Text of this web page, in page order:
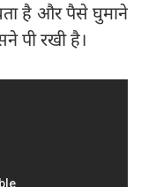
है और पैसे घुमाने
पी रखी है।